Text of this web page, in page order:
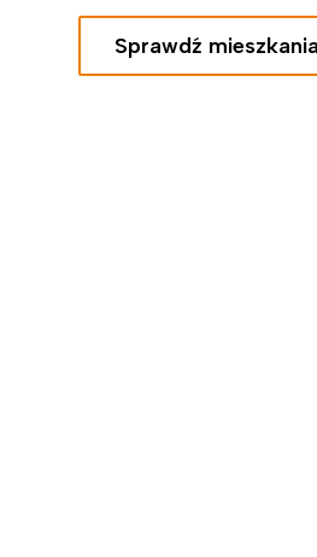
Sprawdź mieszkania
Sprawdź mieszkania
Sprawdź mieszkania